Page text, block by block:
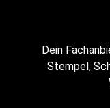
Dein
Stempel,